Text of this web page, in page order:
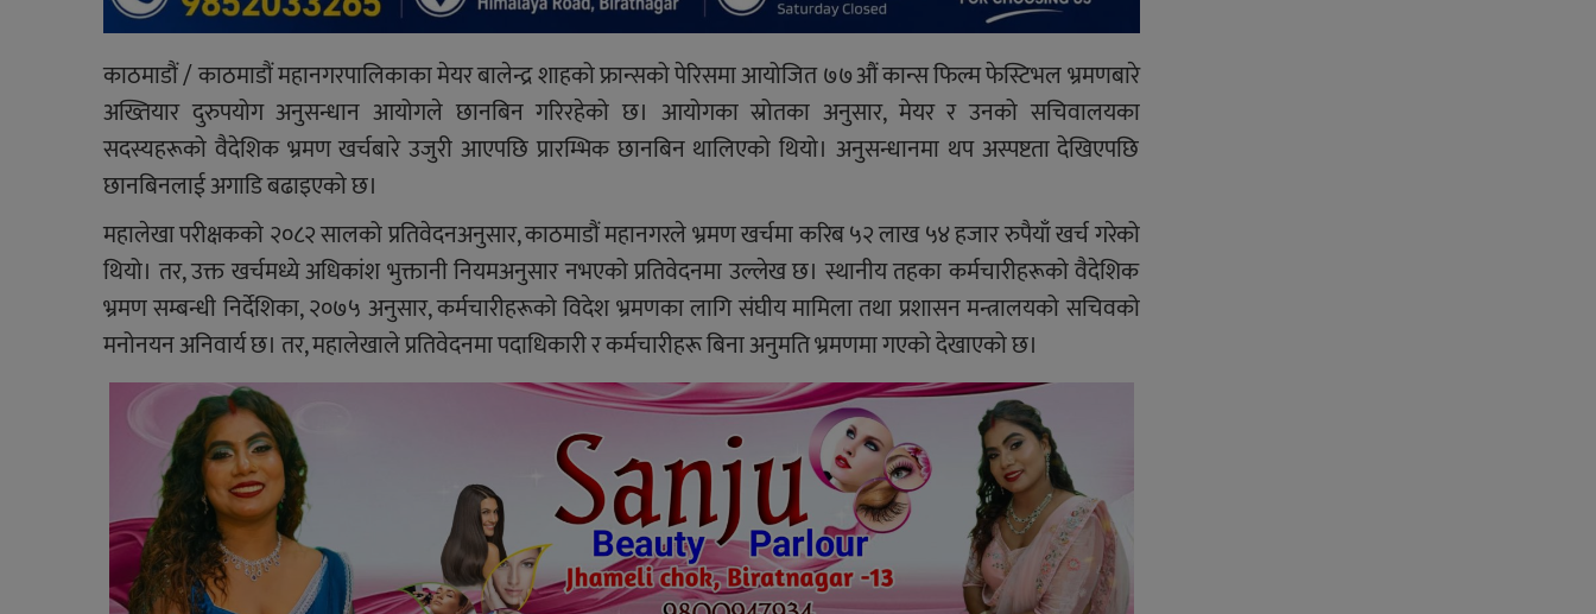
काठमाडौं / काठमाडौं महानगरपालिकाका मेयर बालेन्द्र शाहको फ्रान्सको पेरिसमा आयोजित ७७औं कान्स फिल्म फेस्टिभल भ्रमणबारे
अख्तियार दुरुपयोग अनुसन्धान आयोगले छानबिन गरिरहेको छ। आयोगका स्रोतका अनुसार, मेयर र उनको सचिवालयका
सदस्यहरूको वैदेशिक भ्रमण खर्चबारे उजुरी आएपछि प्रारम्भिक छानबिन थालिएको थियो। अनुसन्धानमा थप अस्पष्टता देखिएपछि
छानबिनलाई अगाडि बढाइएको छ।
महालेखा परीक्षकको २०८२ सालको प्रतिवेदनअनुसार, काठमाडौं महानगरले भ्रमण खर्चमा करिब ५२ लाख ५४ हजार रुपैयाँ खर्च गरेको
थियो। तर, उक्त खर्चमध्ये अधिकांश भुक्तानी नियमअनुसार नभएको प्रतिवेदनमा उल्लेख छ। स्थानीय तहका कर्मचारीहरूको वैदेशिक
भ्रमण सम्बन्धी निर्देशिका, २०७५ अनुसार, कर्मचारीहरूको विदेश भ्रमणका लागि संघीय मामिला तथा प्रशासन मन्त्रालयको सचिवको
मनोनयन अनिवार्य छ। तर, महालेखाले प्रतिवेदनमा पदाधिकारी र कर्मचारीहरू बिना अनुमति भ्रमणमा गएको देखाएको छ।